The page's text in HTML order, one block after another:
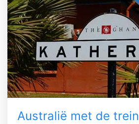
Australië met de trein